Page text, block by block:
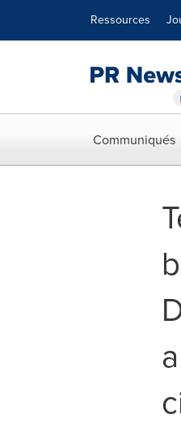
Ressources
Communiqués